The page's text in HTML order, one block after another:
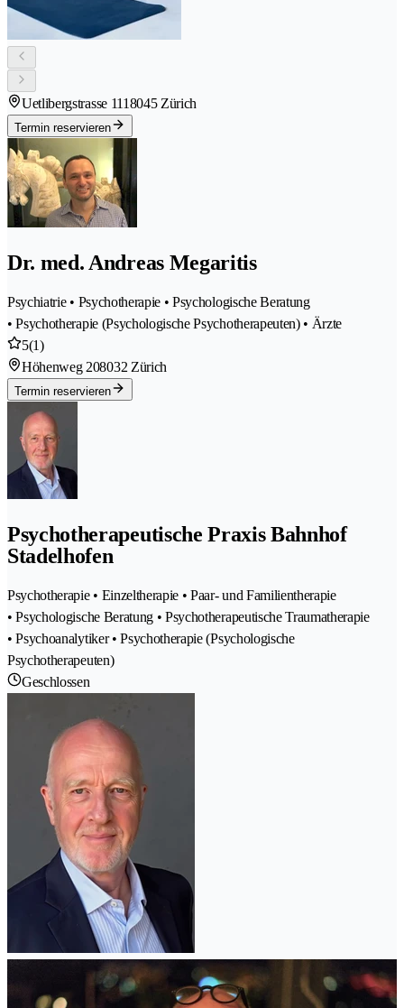
Uetlibergstrasse 1118045 Zürich
Termin reservieren
Dr. med. Andreas Megaritis
Psychiatrie • Psychotherapie • Psychologische Beratung
• Psychotherapie (Psychologische Psychotherapeuten) • Ärzte
5(1)
Höhenweg 208032 Zürich
Termin reservieren
Psychotherapeutische Praxis Bahnhof
Stadelhofen
Psychotherapie • Einzeltherapie • Paar- und Familientherapie
• Psychologische Beratung • Psychotherapeutische Traumatherapie
• Psychoanalytiker • Psychotherapie (Psychologische
Psychotherapeuten)
Geschlossen